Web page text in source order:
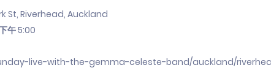
St, Riverhead, Auckland
午 5:00
live-with-the-gemma-celeste-band/auckland/